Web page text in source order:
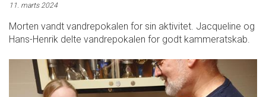
11. marts 2024
Morten vandt vandrepokalen for sin aktivitet. Jacqueline og
Hans-Henrik delte vandrepokalen for godt kammeratskab.